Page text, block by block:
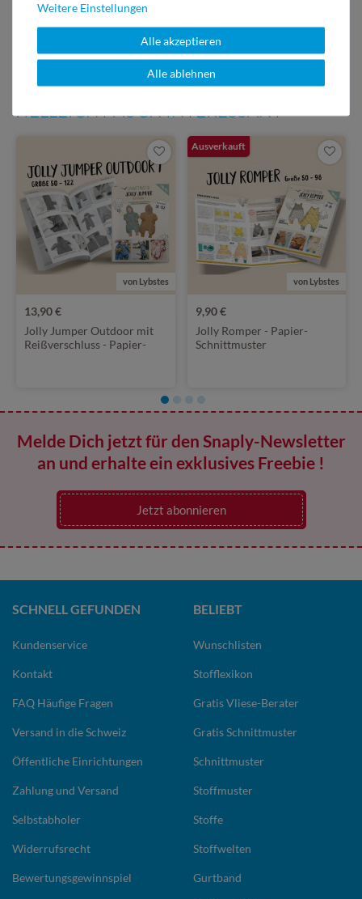
Über 110 Gratis
Schnittmuster für Dich
VIELLEICHT AUCH INTERESSANT
von Lybstes
13,90 €
Jolly Jumper Outdoor mit
Reißverschluss - Papier-
Ausverkauft
von Lybstes
9,90 €
Jolly Romper - Papier-
Schnittmuster
Melde Dich jetzt für den Snaply-Newsletter
an und erhalte ein exklusives Freebie !
Jetzt abonnieren
Weitere Einstellungen
Alle akzeptieren
Alle ablehnen
SCHNELL GEFUNDEN
Kundenservice
Kontakt
FAQ Häufige Fragen
Versand in die Schweiz
Öffentliche Einrichtungen
Zahlung und Versand
Selbstabholer
Widerrufsrecht
Bewertungsgewinnspiel
BELIEBT
Wunschlisten
Stofflexikon
Gratis Vliese-Berater
Gratis Schnittmuster
Schnittmuster
Stoffmuster
Stoffe
Stoffwelten
Gurtband